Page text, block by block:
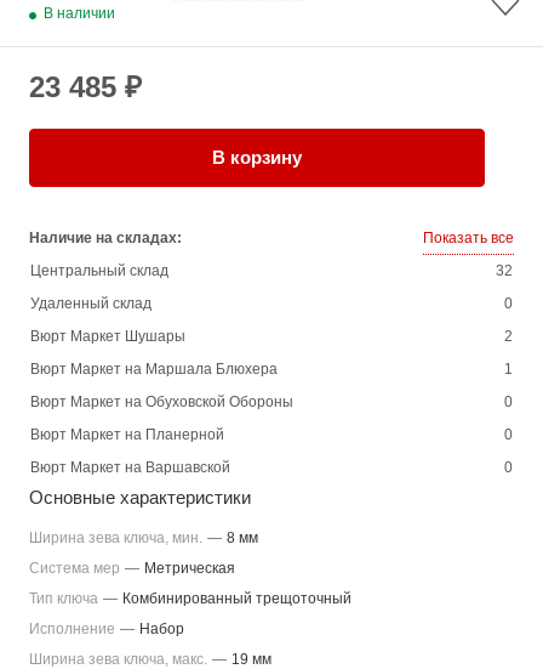
В наличии
23 485 ₽
В корзину
Наличие на складах:
Показать все
Центральный склад
32
Удаленный склад
0
Вюрт Маркет Шушары
2
Вюрт Маркет на Маршала Блюхера
1
Вюрт Маркет на Обуховской Обороны
0
Вюрт Маркет на Планерной
0
Вюрт Маркет на Варшавской
0
Основные характеристики
Ширина зева ключа, мин. — 8 мм
Система мер — Метрическая
Тип ключа — Комбинированный трещоточный
Исполнение — Набор
Ширина зева ключа, макс. — 19 мм